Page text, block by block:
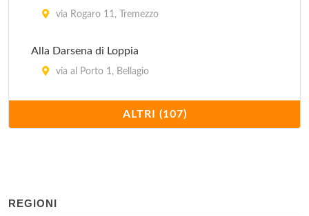
via Rogaro 11, Tremezzo
Alla Darsena di Loppia
via al Porto 1, Bellagio
via Tommaso Grossi 2, Como
ALTRI (107)
REGIONI